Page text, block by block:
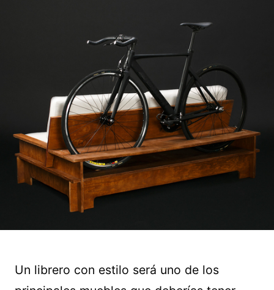
Un librero con estilo será uno de los